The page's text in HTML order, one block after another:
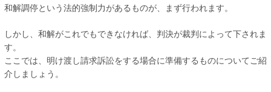
和解調停という法的強制力があるものが、まず行われます。
しかし、和解がこれでもできなければ、判決が裁判によって下されま
す。
ここでは、明け渡し請求訴訟をする場合に準備するものについてご紹
介しましょう。